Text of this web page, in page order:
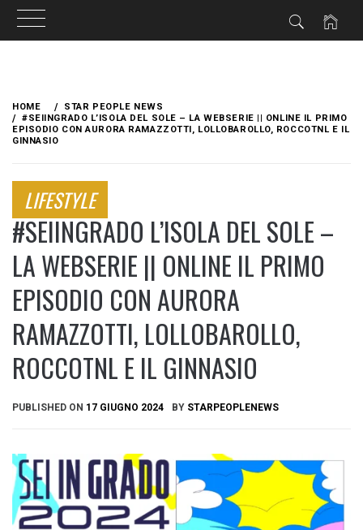
content
HOME
STAR PEOPLE NEWS
#SEIINGRADO L’ISOLA DEL SOLE – LA WEBSERIE || ONLINE IL PRIMO
EPISODIO CON AURORA RAMAZZOTTI, LOLLOBAROLLO, ROCCOTNL E IL
GINNASIO
LIFESTYLE
#SEIINGRADO L’ISOLA DEL SOLE –
LA WEBSERIE || ONLINE IL PRIMO
EPISODIO CON AURORA
RAMAZZOTTI, LOLLOBAROLLO,
ROCCOTNL E IL GINNASIO
PUBLISHED ON 17 GIUGNO 2024 BY STARPEOPLENEWS